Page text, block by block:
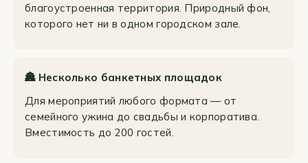
благоустроенная территория. Природный фон,
которого нет ни в одном городском зале.
🏯 Несколько банкетных площадок
Для мероприятий любого формата — от
семейного ужина до свадьбы и корпоратива.
Вместимость до 200 гостей.